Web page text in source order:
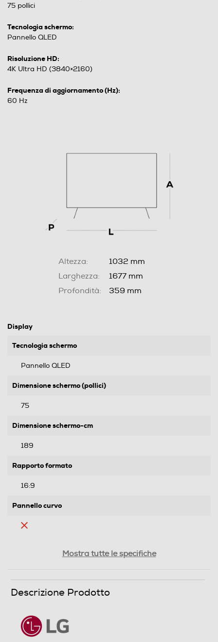
75 pollici
Tecnologia schermo:
Pannello QLED
Risoluzione HD:
4K Ultra HD (3840×2160)
Frequenza di aggiornamento (Hz):
60 Hz
Altezza:
1032 mm
Larghezza:
1677 mm
Profondità:
359 mm
Display
Tecnologia schermo
Pannello QLED
Dimensione schermo (pollici)
75
Dimensione schermo-cm
189
Rapporto formato
16:9
Pannello curvo
Risoluzione HD
Mostra tutte le specifiche
Descrizione Prodotto